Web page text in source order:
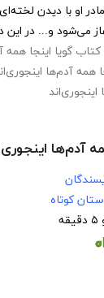
او با دیدن
می‌شود و... در این
کتاب گویا اینجا همه
همه آدم‌ها
آدم‌ها
کوتاه